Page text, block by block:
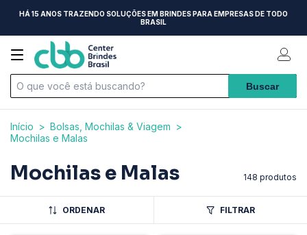
HÁ 15 ANOS TRAZENDO SOLUÇÕES EM BRINDES PARA EMPRESAS DE TODO
BRASIL
Início > Bolsas, Mochilas & Viagem >
Mochilas e Malas
Mochilas e Malas 148 produtos
ORDENAR FILTRAR